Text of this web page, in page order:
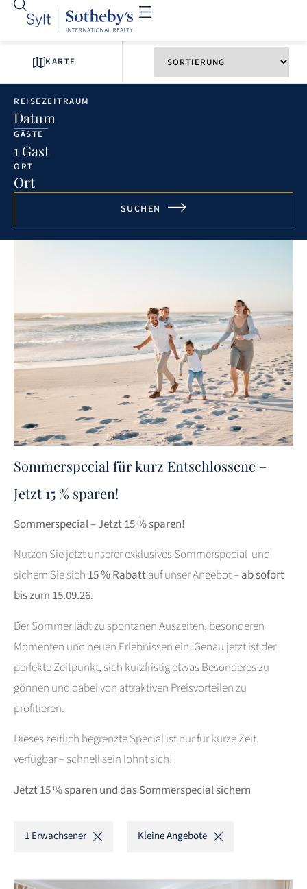
REISEZEITRAUM
Datum
GÄSTE
1 Gast
ORT
Ort
SUCHEN
KARTE
Sommerspecial für kurz Entschlossene –
Jetzt 15 % sparen!
Sommerspecial – Jetzt 15 % sparen!
Nutzen Sie jetzt unserer exklusives Sommerspecial und
sichern Sie sich 15 % Rabattauf unser Angebot –ab sofort
bis zum 15.09.26.
Der Sommer lädt zu spontanen Auszeiten, besonderen
Momenten und neuen Erlebnissen ein. Genau jetzt ist der
perfekte Zeitpunkt, sich kurzfristig etwas Besonderes zu
gönnen und dabei von attraktiven Preisvorteilen zu
profitieren.
Dieses zeitlich begrenzte Special ist nur für kurze Zeit
verfügbar – schnell sein lohnt sich!
Jetzt 15 % sparen und das Sommerspecial sichern
1 Erwachsener Kleine Angebote